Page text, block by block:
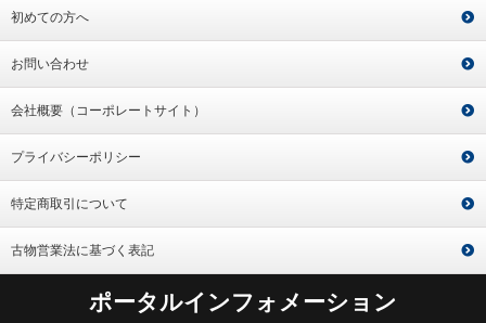
初めての方へ
お問い合わせ
会社概要（コーポレートサイト）
プライバシーポリシー
特定商取引について
古物営業法に基づく表記
ポータルインフォメーション